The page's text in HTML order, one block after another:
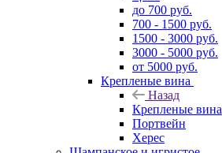
до 700 руб.
700 - 1500 руб.
1500 - 3000 руб.
3000 - 5000 руб.
от 5000 руб.
Крепленые вина
Назад
Крепленые вина
Портвейн
Херес